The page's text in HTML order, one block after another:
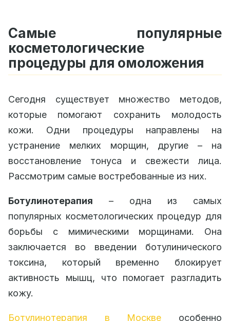
Самые популярные
косметологические
процедуры для омоложения
Сегодня существует множество методов,
которые помогают сохранить молодость
кожи. Одни процедуры направлены на
устранение мелких морщин, другие – на
восстановление тонуса и свежести лица.
Рассмотрим самые востребованные из них.
Ботулинотерапия – одна из самых
популярных косметологических процедур для
борьбы с мимическими морщинами. Она
заключается во введении ботулинического
токсина, который временно блокирует
активность мышц, что помогает разгладить
кожу.
Ботулинотерапия в Москве особенно